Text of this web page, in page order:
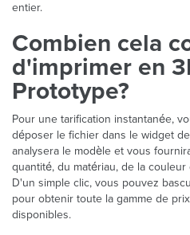
entier.
Combien cela
d'imprimer en
Prototype?
Pour une tarification instantanée,
déposer le fichier dans le widget de
analysera le modèle et vous
quantité, du matériau, de la
D'un simple clic, vous pouvez
pour obtenir toute la gamme de
disponibles.